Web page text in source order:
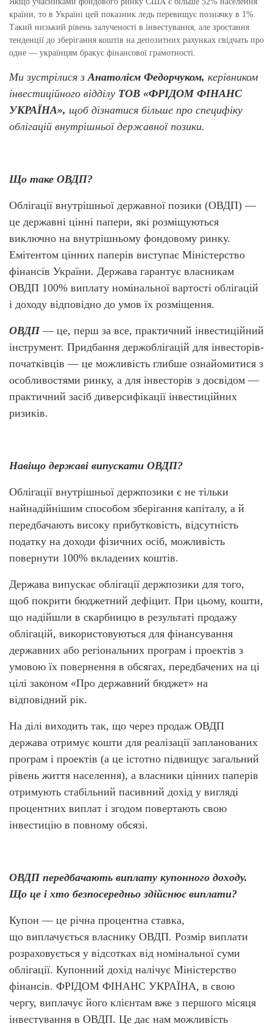
країни, то в Україні цей показник ледь перевищує позначку в 1%.
Такий низький рівень залученості в інвестування, але зростання
тенденції до зберігання коштів на депозитних рахунках свідчать про
одне — українцям бракує фінансової грамотності.
Ми зустрілися зАнатолієм Федорчуком, керівником
інвестиційного відділу ТОВ «ФРІДОМФІНАНС
УКРАЇНА», щоб дізнатися більше про специфіку
облігацій внутрішньої державної позики.
Що таке ОВДП?
Облігації внутрішньої державної позики (ОВДП) —
це державні цінні папери, які розміщуються
виключно на внутрішньому фондовому ринку.
Емітентом цінних паперів виступає Міністерство
фінансів України. Держава гарантує власникам
ОВДП 100% виплату номінальної вартості облігацій
і доходу відповідно до умов їх розміщення.
ОВДП— це, перш за все, практичний інвестиційний
інструмент. Придбання держоблігацій для інвесторів-
початківців — це можливість глибше ознайомитися з
особливостями ринку, а для інвесторів з досвідом —
практичний засіб диверсифікації інвестиційних
ризиків.
Навіщо державі випускати ОВДП?
Облігації внутрішньої держпозики є не тільки
найнадійнішим способом зберігання капіталу, а й
передбачають високу прибутковість, відсутність
податку на доходи фізичних осіб, можливість
повернути 100% вкладених коштів.
Держава випускає облігації держпозики для того,
щоб покрити бюджетний дефіцит. При цьому, кошти,
що надійшли в скарбницю в результаті продажу
облігацій, використовуються для фінансування
державних або регіональних програм і проектів з
умовою їх повернення в обсягах, передбачених на ці
цілі законом «Про державний бюджет» на
відповідний рік.
На ділі виходить так, що через продаж ОВДП
держава отримує кошти для реалізації запланованих
програм і проектів (а це істотно підвищує загальний
рівень життя населення), а власники цінних паперів
отримують стабільний пасивний дохід у вигляді
процентних виплат і згодом повертають свою
інвестицію в повному обсязі.
ОВДП передбачають виплату купонного доходу.
Що це і хто безпосередньо здійснює виплати?
Купон — це річна процентна ставка,
що виплачується власнику ОВДП. Розмір виплати
розраховується у відсотках від номінальної суми
облігації. Купонний дохід налічує Міністерство
фінансів. ФРІДОМ ФІНАНС УКРАЇНА, в свою
чергу, виплачує його клієнтам вже з першого місяця
інвестування в ОВДП. Це дає нам можливість